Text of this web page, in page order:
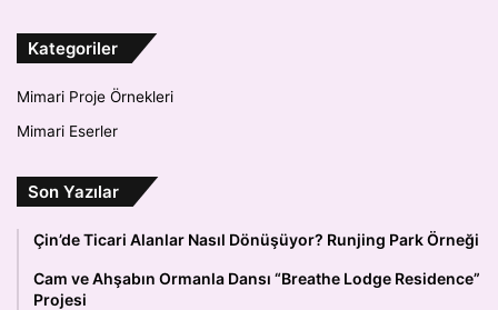
Kategoriler
Mimari Proje Örnekleri
Mimari Eserler
Son Yazılar
Çin’de Ticari Alanlar Nasıl Dönüşüyor? Runjing Park Örneği
Cam ve Ahşabın Ormanla Dansı “Breathe Lodge Residence”
Projesi